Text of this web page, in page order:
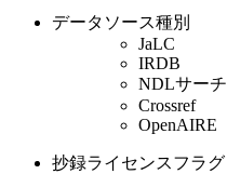
データソース種別
JaLC
IRDB
NDLサーチ
Crossref
OpenAIRE
抄録ライセンスフラグ